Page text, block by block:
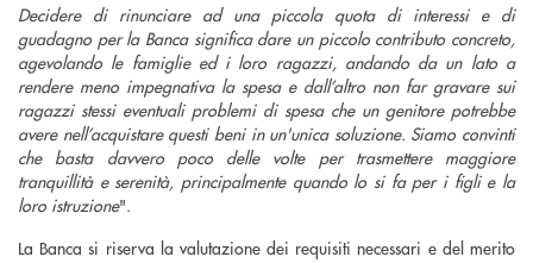
Decidere di rinunciare ad una piccola quota di interessi e di
guadagno per la Banca significa dare un piccolo contributo concreto,
agevolando le famiglie ed i loro ragazzi, andando da un lato a
rendere meno impegnativa la spesa e dall’altro non far gravare sui
ragazzi stessi eventuali problemi di spesa che un genitore potrebbe
avere nell’acquistare questi beni in un'unica soluzione. Siamo convinti
che basta davvero poco delle volte per trasmettere maggiore
tranquillità e serenità, principalmente quando lo si fa per i figli e la
loro istruzione".
La Banca si riserva la valutazione dei requisiti necessari e del merito